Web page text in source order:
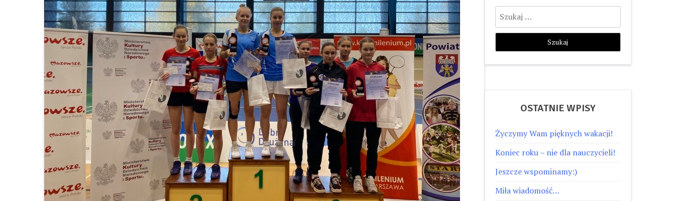
Szukaj:
OSTATNIE WPISY
Życzymy Wam pięknych wakacji!
Koniec roku – nie dla nauczycieli!
Jeszcze wspominamy:)
Miła wiadomość…